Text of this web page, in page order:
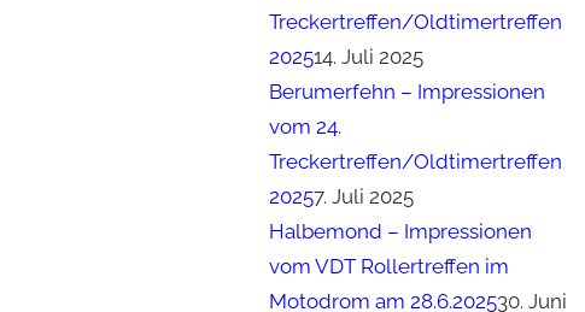
Treckertreffen/Oldtimertreffen
202514. Juli 2025
Berumerfehn – Impressionen
vom 24.
Treckertreffen/Oldtimertreffen
20257. Juli 2025
Halbemond – Impressionen
vom VDT Rollertreffen im
Motodrom am 28.6.202530. Juni